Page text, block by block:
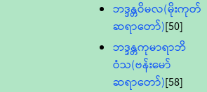
ဘဒ္ဒန္တဝိမလ(မိုးကုတ်
ဆရာတော်)[50]
ဘဒ္ဒန္တကုမာရာဘိ
ဝံသ(ဗန်းမော်
ဆရာတော်)[58]